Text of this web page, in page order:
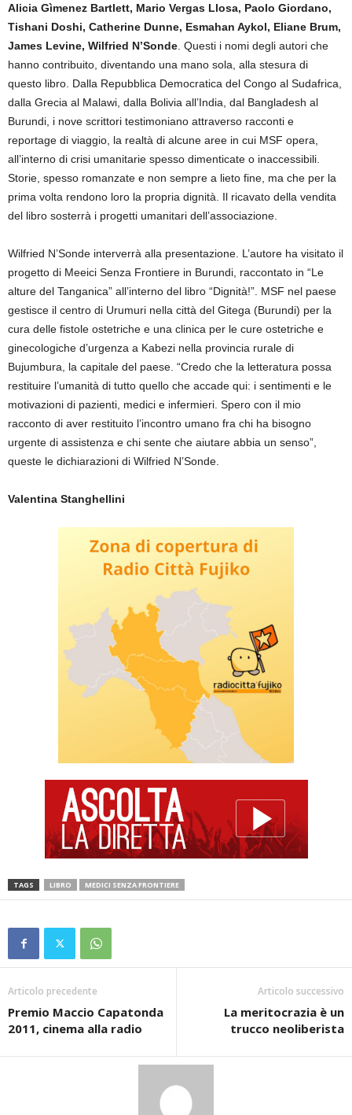
Alicia Gìmenez Bartlett, Mario Vergas Llosa, Paolo Giordano,
Tishani Doshi, Catherine Dunne, Esmahan Aykol, Eliane Brum,
James Levine, Wilfried N’Sonde . Questi i nomi degli autori che
hanno contribuito, diventando una mano sola, alla stesura di
questo libro. Dalla Repubblica Democratica del Congo al Sudafrica,
dalla Grecia al Malawi, dalla Bolivia all’India, dal Bangladesh al
Burundi, i nove scrittori testimoniano attraverso racconti e
reportage di viaggio, la realtà di alcune aree in cui MSF opera,
all’interno di crisi umanitarie spesso dimenticate o inaccessibili.
Storie, spesso romanzate e non sempre a lieto fine, ma che per la
prima volta rendono loro la propria dignità. Il ricavato della vendita
del libro sosterrà i progetti umanitari dell’associazione.
Wilfried N’Sonde interverrà alla presentazione. L’autore ha visitato il
progetto di Meeici Senza Frontiere in Burundi, raccontato in “Le
alture del Tanganica” all’interno del libro “Dignità!”. MSF nel paese
gestisce il centro di Urumuri nella città del Gitega (Burundi) per la
cura delle fistole ostetriche e una clinica per le cure ostetriche e
ginecologiche d’urgenza a Kabezi nella provincia rurale di
Bujumbura, la capitale del paese. “Credo che la letteratura possa
restituire l’umanità di tutto quello che accade qui: i sentimenti e le
motivazioni di pazienti, medici e infermieri. Spero con il mio
racconto di aver restituito l’incontro umano fra chi ha bisogno
urgente di assistenza e chi sente che aiutare abbia un senso”,
queste le dichiarazioni di Wilfried N’Sonde.
Valentina Stanghellini
TAGS LIBRO MEDICI SENZA FRONTIERE
Articolo precedente
Premio Maccio Capatonda
2011, cinema alla radio
Articolo successivo
La meritocrazia è un
trucco neoliberista